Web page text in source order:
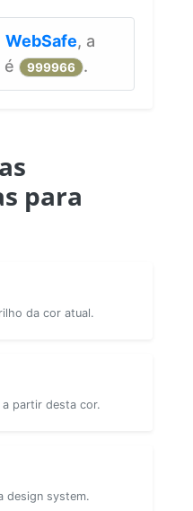
WebSafe, a
é
999966 .
para
da cor atual.
a partir desta cor.
design system.